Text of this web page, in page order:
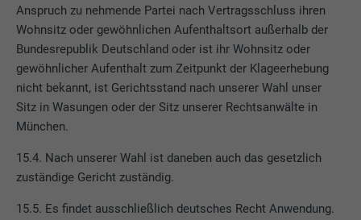
Anspruch zu nehmende Partei nach Vertragsschluss ihren
Wohnsitz oder gewöhnlichen Aufenthaltsort außerhalb der
Bundesrepublik Deutschland oder ist ihr Wohnsitz oder
gewöhnlicher Aufenthalt zum Zeitpunkt der Klageerhebung
nicht bekannt, ist Gerichtsstand nach unserer Wahl unser
Sitz in Wasungen oder der Sitz unserer Rechtsanwälte in
München.
15.4. Nach unserer Wahl ist daneben auch das gesetzlich
zuständige Gericht zuständig.
15.5. Es findet ausschließlich deutsches Recht Anwendung.
Zweck Browser ID-Cookie
Name li_sugr
Anbieter LinkedIn
Zweck Browser ID-Cookie